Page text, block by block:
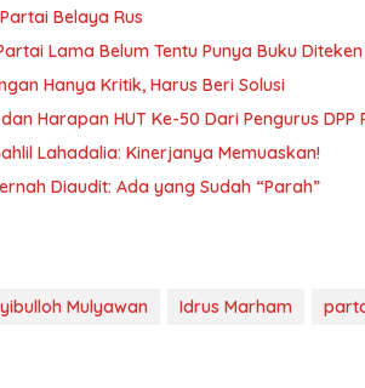
Belaya Rus
Lama Belum Tentu Punya Buku
Hanya Kritik, Harus Beri Solusi
Harapan HUT Ke-50 Dari Pengurus DPP
Lahadalia: Kinerjanya Memuaskan!
Diaudit: Ada yang Sudah “Parah”
Mulyawan Idrus Marham